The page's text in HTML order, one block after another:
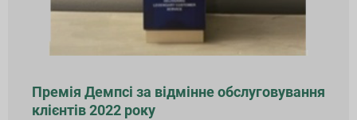
Премія Демпсі за відмінне обслуговування
клієнтів 2022 року